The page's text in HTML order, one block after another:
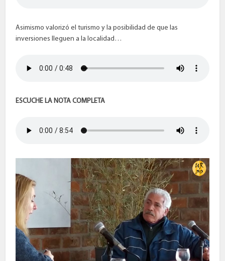
Asimismo valorizó el turismo y la posibilidad de que las
inversiones lleguen a la localidad…
ESCUCHE LA NOTA COMPLETA